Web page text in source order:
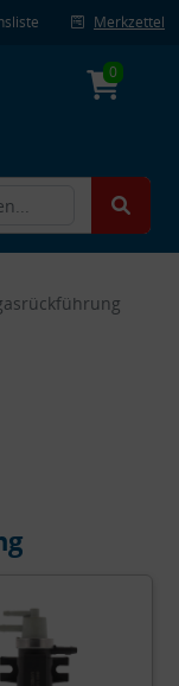
Merkzettel
0